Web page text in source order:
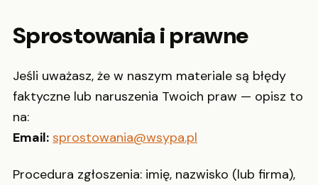
Sprostowania i prawne
Jeśli uważasz, że w naszym materiale są błędy
faktyczne lub naruszenia Twoich praw — opisz to
na:
Email: sprostowania@wsypa.pl
Procedura zgłoszenia: imię, nazwisko (lub firma),